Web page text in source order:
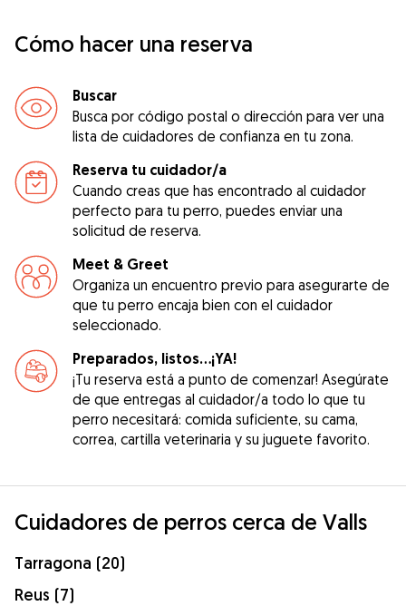
Cómo hacer una reserva
Buscar
Busca por código postal o dirección para ver una
lista de cuidadores de confianza en tu zona.
Reserva tu cuidador/a
Cuando creas que has encontrado al cuidador
perfecto para tu perro, puedes enviar una
solicitud de reserva.
Meet & Greet
Organiza un encuentro previo para asegurarte de
que tu perro encaja bien con el cuidador
seleccionado.
Preparados, listos...¡YA!
¡Tu reserva está a punto de comenzar! Asegúrate
de que entregas al cuidador/a todo lo que tu
perro necesitará: comida suficiente, su cama,
correa, cartilla veterinaria y su juguete favorito.
Cuidadores de perros cerca de Valls
Tarragona (20)
Reus (7)